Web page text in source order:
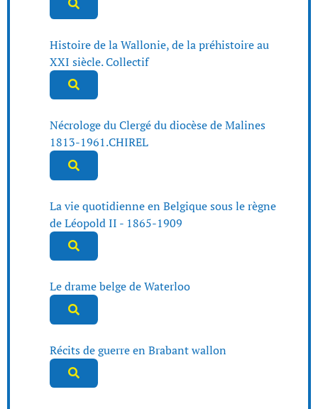
Histoire de la Wallonie, de la préhistoire au
XXI siècle. Collectif
Nécrologe du Clergé du diocèse de Malines
1813-1961.CHIREL
La vie quotidienne en Belgique sous le règne
de Léopold II - 1865-1909
Le drame belge de Waterloo
Récits de guerre en Brabant wallon